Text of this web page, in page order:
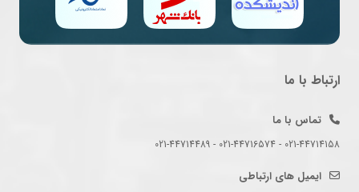
ارتباط با ما
تماس با ما
021-44714158 - 021-44716574 - 021-44714489
ایمیل های ارتباطی